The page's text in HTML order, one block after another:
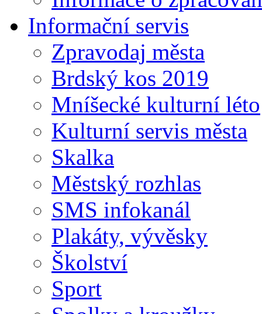
Informační servis
Zpravodaj města
Brdský kos 2019
Mníšecké kulturní léto
Kulturní servis města
Skalka
Městský rozhlas
SMS infokanál
Plakáty, vývěsky
Školství
Sport